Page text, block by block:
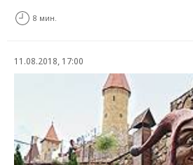
8 мин.
11.08.2018, 17:00